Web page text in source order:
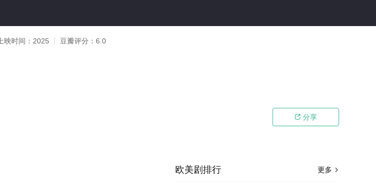
上映时间： 2025 豆瓣评分： 6.0
 分享
更多 
欧美剧排行